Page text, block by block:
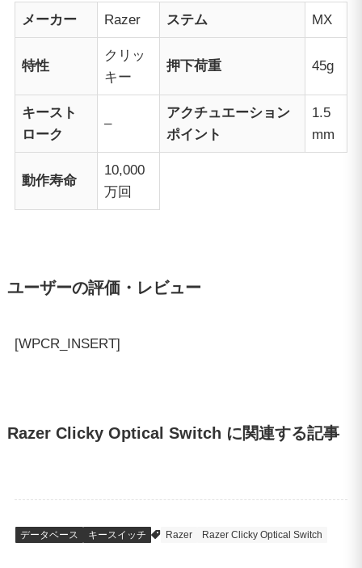
メーカー Razer ステム MX
特性
クリッ
キー
押下荷重 45g
キースト
ローク
–
アクチュエーション
ポイント
1.5
mm
動作寿命
10,000
万回
ユーザーの評価・レビュー
[WPCR_INSERT]
Razer Clicky Optical Switch に関連する記事
データベース キースイッチ Razer Razer Clicky Optical Switch